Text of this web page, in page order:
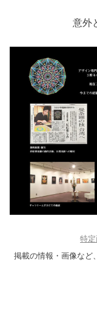
意外
特
掲載の情報・画像など